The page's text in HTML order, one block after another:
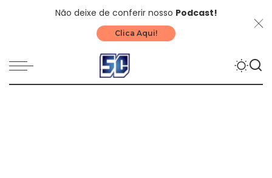
Não deixe de conferir nosso Podcast!
Clica Aqui!